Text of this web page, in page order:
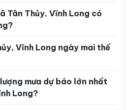
Xã Hưng Khánh Trung
Xã Lộc Thuận
Xã Long Hồ
Tân Thủy, Vĩnh Long có
Vĩnh Long ngày mai thế
mưa dự báo lớn nhất
Long?